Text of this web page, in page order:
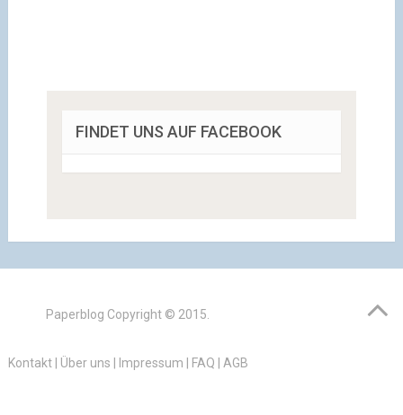
FINDET UNS AUF FACEBOOK
Paperblog Copyright © 2015.
Kontakt| Über uns | Impressum | FAQ | AGB